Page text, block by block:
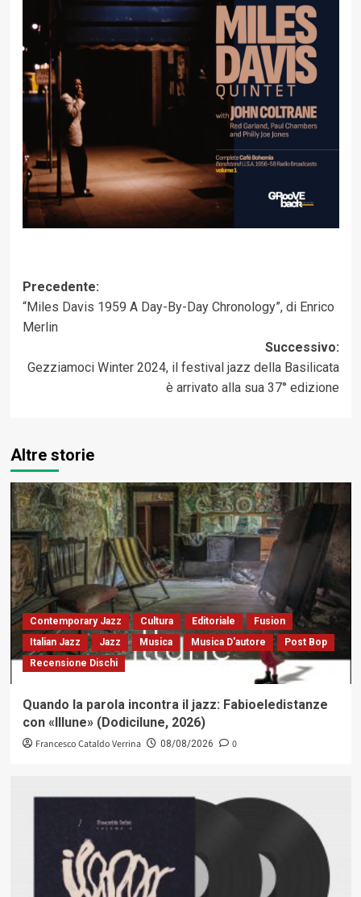
Navigazione
articolo
Precedente:
“Miles Davis 1959 A Day-By-Day Chronology”, di Enrico
Merlin
Successivo:
Gezziamoci Winter 2024, il festival jazz della Basilicata
è arrivato alla sua 37° edizione
Altre storie
Contemporary Jazz Cultura Editoriale
Fusion
Italian Jazz
Jazz Musica Musica D'autore
Post Bop
Recensione Dischi
Quando la parola incontra il jazz: Fabioeledistanze
con «Illune» (Dodicilune, 2026)
Francesco Cataldo Verrina 08/08/2026 0